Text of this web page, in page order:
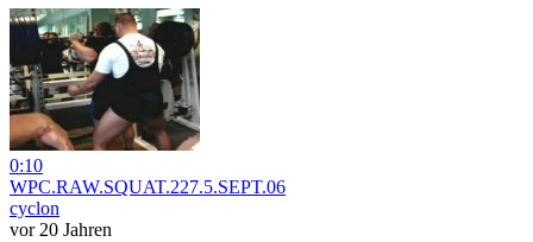
0:10
WPC.RAW.SQUAT.227.5.SEPT.06
cyclon
vor 20 Jahren